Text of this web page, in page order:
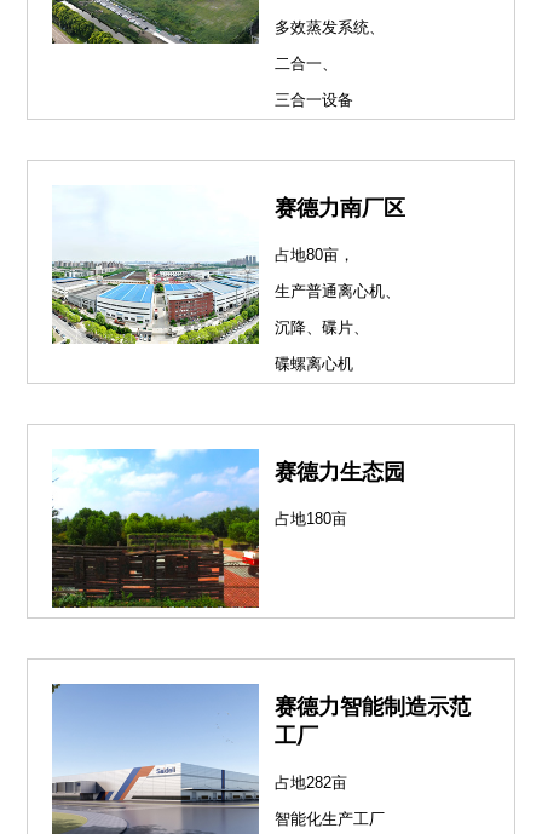
多效蒸发系统、
二合一、
三合一设备
赛德力南厂区
占地80亩，
生产普通离心机、
沉降、碟片、
碟螺离心机
赛德力生态园
占地180亩
赛德力智能制造示范
工厂
占地282亩
智能化生产工厂